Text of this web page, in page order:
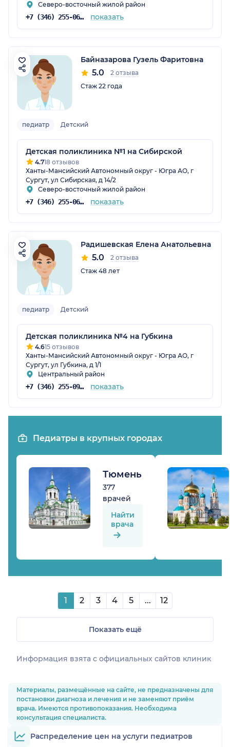
Северо-восточный жилой район
+7 (346) 255-06-00 показать
Байназарова Гузель Фаритовна
5.0
2 отзыва
Стаж 22 года
педиатр Детский
Детская поликлиника №1 на Сибирской
4.718 отзывов
Ханты-Мансийский Автономный округ - Югра АО, г
Сургут, ул Сибирская, д 14/2
Северо-восточный жилой район
+7 (346) 255-06-00 показать
Радишевская Елена Анатольевна
5.0
2 отзыва
Стаж 48 лет
педиатр Детский
Детская поликлиника №4 на Губкина
4.615 отзывов
Ханты-Мансийский Автономный округ - Югра АО, г
Сургут, ул Губкина, д 1/1
Центральный район
+7 (346) 255-09-49 показать
Педиатры в крупных городах
Тюмень
377
врачей
Найти
врача
1 2 3 4 5 ... 12
Показать ещё
Информация взята c официальных сайтов клиник
Материалы, размещённые на сайте, не предназначены для
постановки диагноза и лечения и не заменяют приём
врача. Имеются противопоказания. Необходима
консультация специалиста.
Распределение цен на услуги педиатров